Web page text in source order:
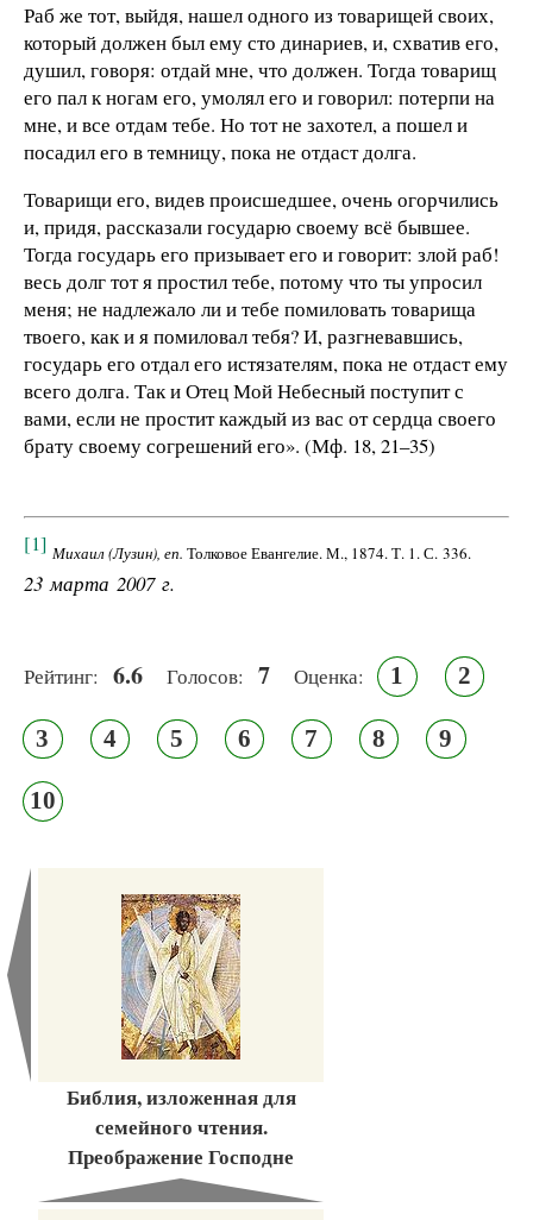
Раб же тот, выйдя, нашел одного из товарищей своих,
который должен был ему сто динариев, и, схватив его,
душил, говоря: отдай мне, что должен. Тогда товарищ
его пал к ногам его, умолял его и говорил: потерпи на
мне, и все отдам тебе. Но тот не захотел, а пошел и
посадил его в темницу, пока не отдаст долга.
Товарищи его, видев происшедшее, очень огорчились
и, придя, рассказали государю своему всё бывшее.
Тогда государь его призывает его и говорит: злой раб!
весь долг тот я простил тебе, потому что ты упросил
меня; не надлежало ли и тебе помиловать товарища
твоего, как и я помиловал тебя? И, разгневавшись,
государь его отдал его истязателям, пока не отдаст ему
всего долга. Так и Отец Мой Небесный поступит с
вами, если не простит каждый из вас от сердца своего
брату своему согрешений его». (Мф. 18, 21–35)
[1] Михаил (Лузин), еп. Толковое Евангелие. М., 1874. Т. 1. С. 336.
23 марта 2007 г.
Рейтинг: 6.6 Голосов: 7 Оценка: 1 2
3 4 5 6 7 8 9
10
Библия, изложенная для
семейного чтения.
Преображение Господне